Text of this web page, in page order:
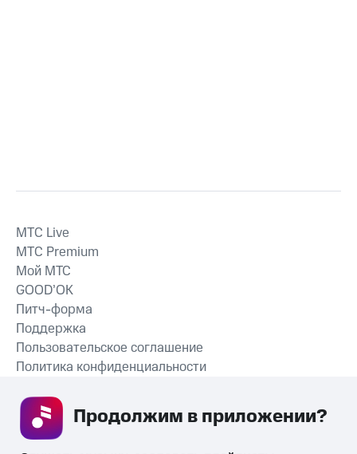
СКАЧАТЬ ПРИЛОЖЕНИЕ
MTС Live
MTС Premium
Мой МТС
GOOD’OK
Питч-форма
Поддержка
Пользовательское соглашение
Политика конфиденциальности